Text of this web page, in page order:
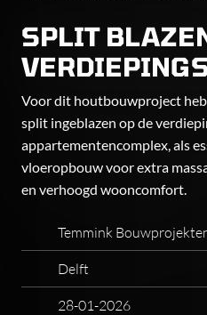
SPLIT
Voor dit houtbouwproject
split ingeblazen op de
appartementencomplex, als
vloeropbouw voor extra
en verhoogd wooncomfort.
Temmink
Delft
28-01-2026